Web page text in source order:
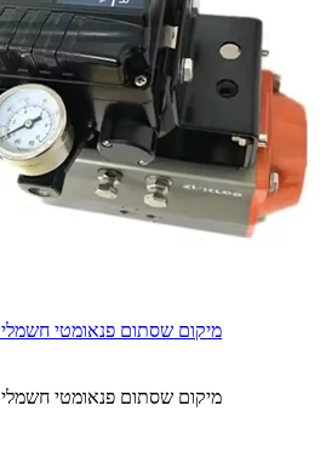
Yt -1000 r 4-20 MA מיקום שסתום פנאומטי חשמלי
Yt -1000 r 4-20 MA מיקום שסתום פנאומטי חשמלי